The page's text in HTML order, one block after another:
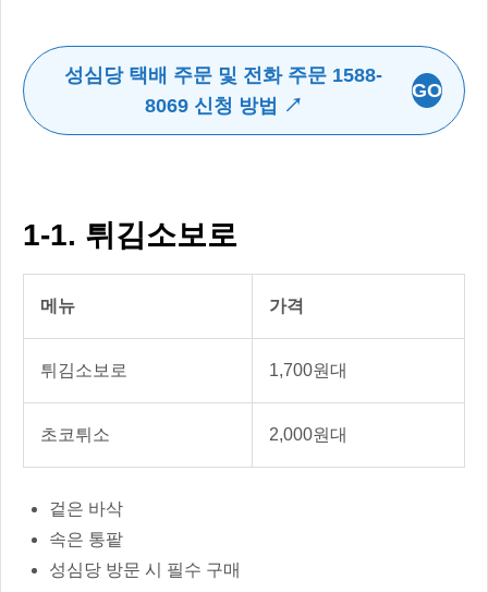
성심당 택배 주문 및 전화 주문 1588-
8069 신청 방법 ↗
GO
1-1. 튀김소보로
메뉴 가격
튀김소보로 1,700원대
초코튀소 2,000원대
겉은 바삭
속은 통팥
성심당 방문 시 필수 구매